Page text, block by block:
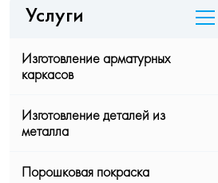
Услуги
Изготовление арматурных
каркасов
Изготовление деталей из
металла
Порошковая покраска